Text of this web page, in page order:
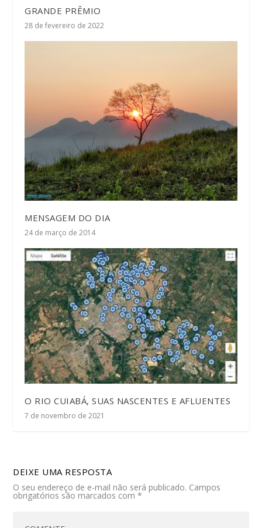
GRANDE PRÊMIO
28 de fevereiro de 2022
MENSAGEM DO DIA
24 de março de 2014
O RIO CUIABÁ, SUAS NASCENTES E AFLUENTES
7 de novembro de 2021
DEIXE UMA RESPOSTA
O seu endereço de e-mail não será publicado. Campos
obrigatórios são marcados com*